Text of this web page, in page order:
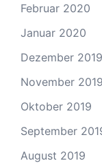
Februar 2020
Januar 2020
Dezember 2019
November 2019
Oktober 2019
September
August 2019